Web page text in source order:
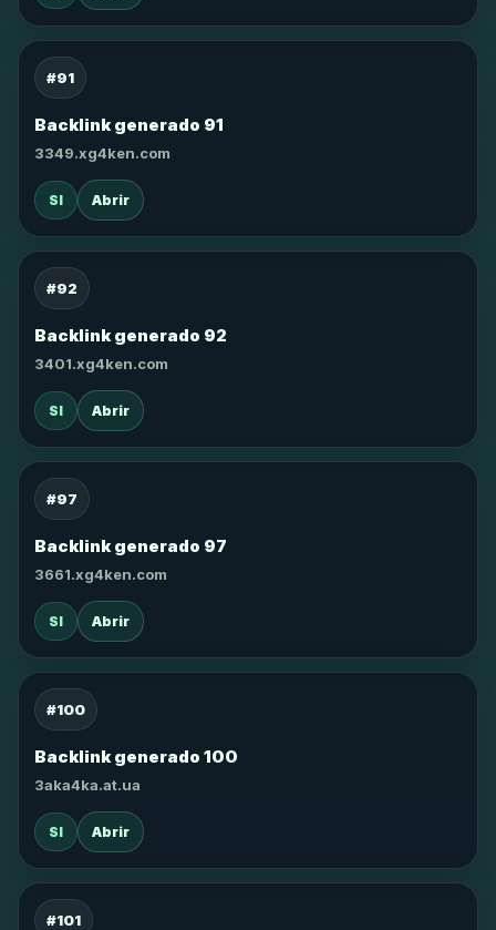
#91
Backlink generado 91
3349.xg4ken.com
SI Abrir
#92
Backlink generado 92
3401.xg4ken.com
SI Abrir
#97
Backlink generado 97
3661.xg4ken.com
SI Abrir
#100
Backlink generado 100
3aka4ka.at.ua
SI Abrir
#101